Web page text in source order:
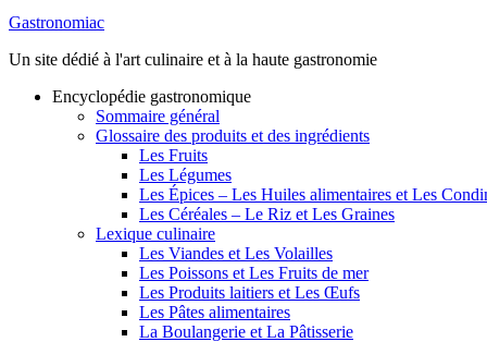
Gastronomiac
Un site dédié à l'art culinaire et à la haute gastronomie
Encyclopédie gastronomique
Sommaire général
Glossaire des produits et des ingrédients
Les Fruits
Les Légumes
Les Épices – Les Huiles alimentaires et Les
Les Céréales – Le Riz et Les Graines
Lexique culinaire
Les Viandes et Les Volailles
Les Poissons et Les Fruits de mer
Les Produits laitiers et Les Œufs
Les Pâtes alimentaires
La Boulangerie et La Pâtisserie